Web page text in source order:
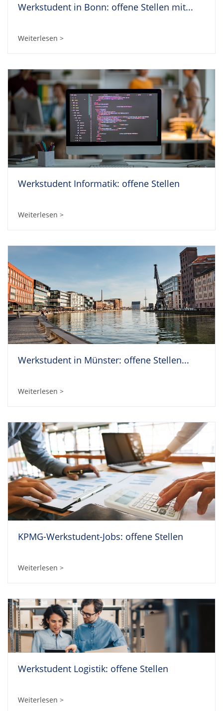
Werkstudent in Bonn: offene Stellen mit...
Weiterlesen >
Werkstudent Informatik: offene Stellen
Weiterlesen >
Werkstudent in Münster: offene Stellen...
Weiterlesen >
KPMG-Werkstudent-Jobs: offene Stellen
Weiterlesen >
Werkstudent Logistik: offene Stellen
Weiterlesen >